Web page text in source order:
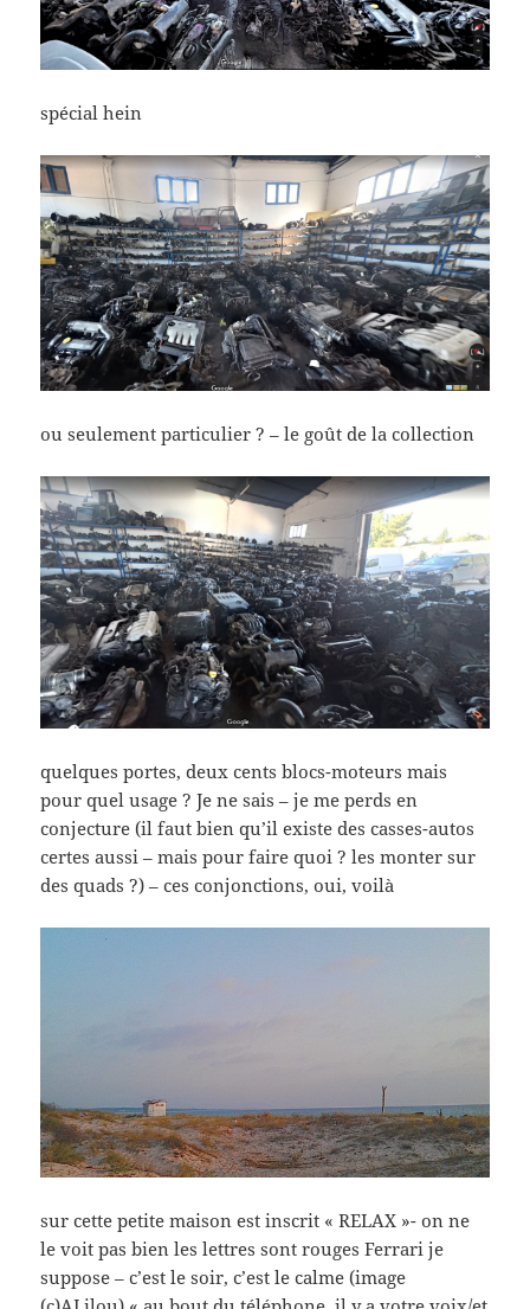
spécial hein
ou seulement particulier ? – le goût de la collection
quelques portes, deux cents blocs-moteurs mais
pour quel usage ? Je ne sais – je me perds en
conjecture (il faut bien qu’il existe des casses-autos
certes aussi – mais pour faire quoi ? les monter sur
des quads ?) – ces conjonctions, oui, voilà
sur cette petite maison est inscrit « RELAX »- on ne
le voit pas bien les lettres sont rouges Ferrari je
suppose – c’est le soir, c’est le calme (image